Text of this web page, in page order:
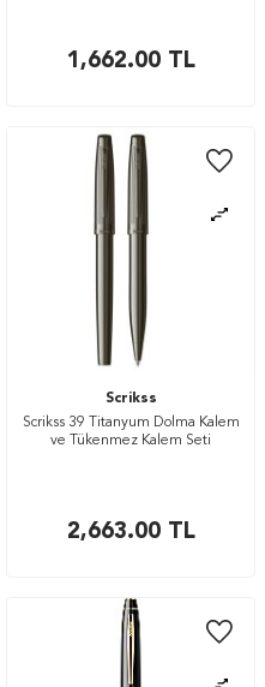
1,662.00TL
Scrikss
Scrikss 39 Titanyum Dolma Kalem
ve Tükenmez Kalem Seti
2,663.00TL